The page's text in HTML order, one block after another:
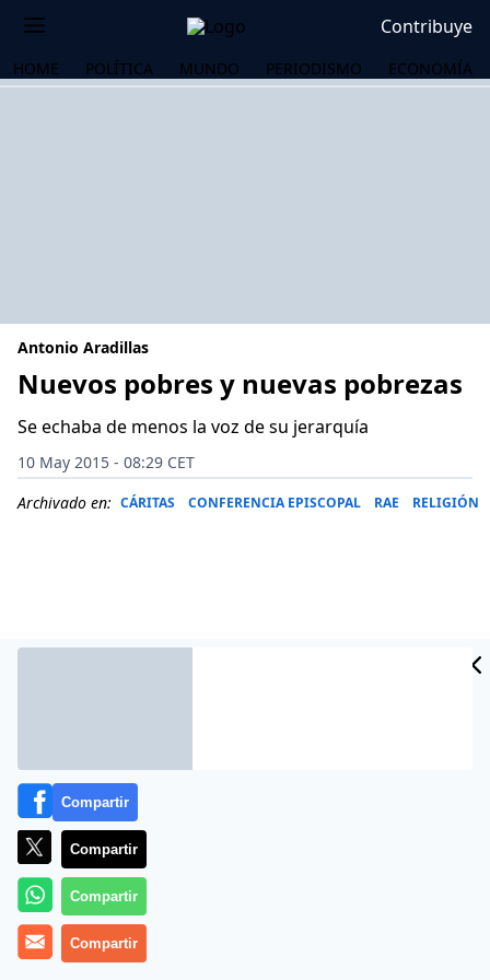
Contribuye
HOME POLÍTICA MUNDO PERIODISMO ECONOMÍA
Antonio Aradillas
Nuevos pobres y nuevas pobrezas
Se echaba de menos la voz de su jerarquía
10 May 2015 - 08:29 CET
Archivado en: CÁRITAS CONFERENCIA EPISCOPAL RAE RELIGIÓN
Más información
Compartir
Compartir
Compartir
Compartir